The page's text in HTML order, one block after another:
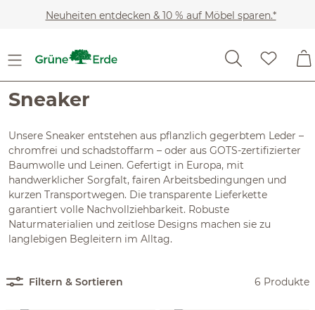
Zum Hauptinhalt springen
Neuheiten entdecken & 10 % auf Möbel sparen.*
Kleidung Schuhe
Sneaker
Unsere Sneaker entstehen aus pflanzlich gegerbtem Leder –
chromfrei und schadstoffarm – oder aus GOTS-zertifizierter
Baumwolle und Leinen. Gefertigt in Europa, mit
handwerklicher Sorgfalt, fairen Arbeitsbedingungen und
kurzen Transportwegen. Die transparente Lieferkette
garantiert volle Nachvollziehbarkeit. Robuste
Naturmaterialien und zeitlose Designs machen sie zu
langlebigen Begleitern im Alltag.
Filtern & Sortieren 6 Produkte